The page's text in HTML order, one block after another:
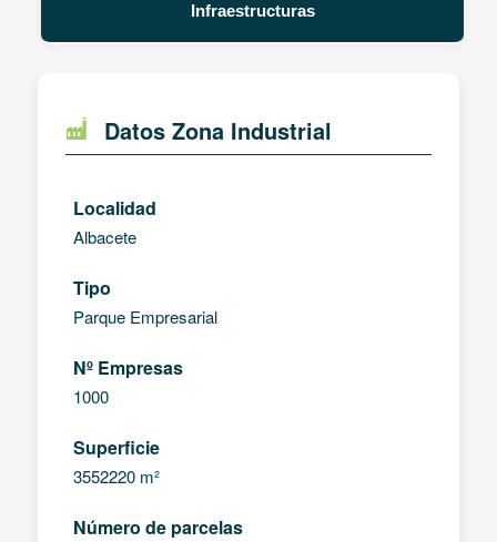
Infraestructuras
Datos Zona Industrial
Localidad
Albacete
Tipo
Parque Empresarial
Nº Empresas
1000
Superficie
3552220 m²
Número de parcelas